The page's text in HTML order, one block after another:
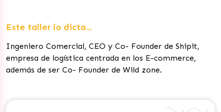
Este taller lo dicta...
Ingeniero Comercial, CEO y Co- Founder de Shipit,
empresa de logística centrada en los E-commerce,
además de ser Co- Founder de Wild zone.